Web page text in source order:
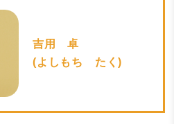
吉用 卓
(よしもち たく)